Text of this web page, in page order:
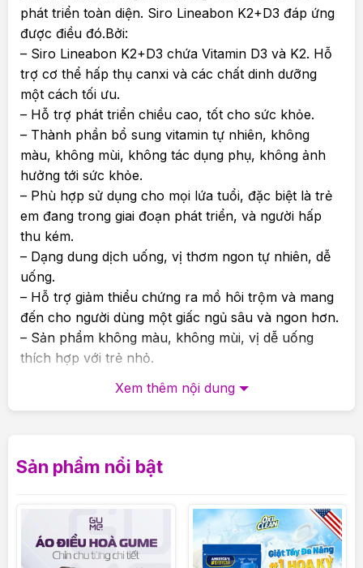
phát triển toàn diện. Siro Lineabon K2+D3 đáp ứng
được điều đó.Bởi:
– Siro Lineabon K2+D3 chứa Vitamin D3 và K2. Hỗ
trợ cơ thể hấp thụ canxi và các chất dinh dưỡng
một cách tối ưu.
– Hỗ trợ phát triển chiều cao, tốt cho sức khỏe.
– Thành phần bổ sung vitamin tự nhiên, không
màu, không mùi, không tác dụng phụ, không ảnh
hưởng tới sức khỏe.
– Phù hợp sử dụng cho mọi lứa tuổi, đặc biệt là trẻ
em đang trong giai đoạn phát triển, và người hấp
thu kém.
– Dạng dung dịch uống, vị thơm ngon tự nhiên, dễ
uống.
– Hỗ trợ giảm thiểu chứng ra mồ hôi trộm và mang
đến cho người dùng một giấc ngủ sâu và ngon hơn.
– Sản phẩm không màu, không mùi, vị dễ uống
thích hợp với trẻ nhỏ.
khỏe mạnh của hệ cơ xương khớp.
K2+D3
Thành phần trong 0,2ml tương đương với 6 giọt siro
– Vitamin K2 (MK-7): 22,5mcg
– Vitamin D3: 400 IU
Xem thêm nội dung
Sản phẩm nổi bật